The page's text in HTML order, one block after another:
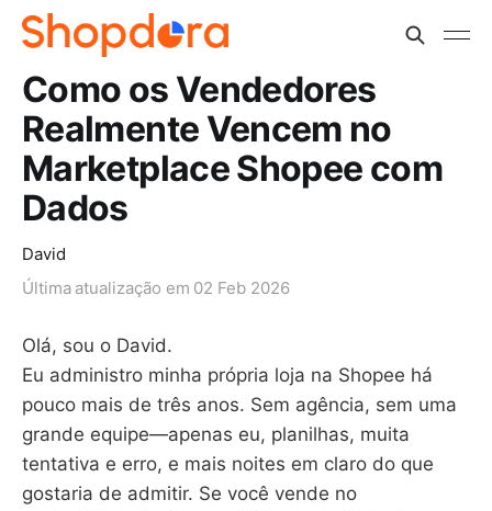
Como os Vendedores
Realmente Vencem no
Marketplace Shopee com
Dados
David
Última atualização em 02 Feb 2026
Olá, sou o David.
Eu administro minha própria loja na Shopee há
pouco mais de três anos. Sem agência, sem uma
grande equipe—apenas eu, planilhas, muita
tentativa e erro, e mais noites em claro do que
gostaria de admitir. Se você vende no